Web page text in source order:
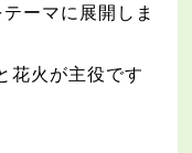
ーマに展開しま
花火が主役です